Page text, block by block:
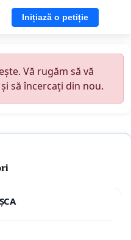
Inițiază o petiție
Vă rugăm să vă
să încercați din nou.